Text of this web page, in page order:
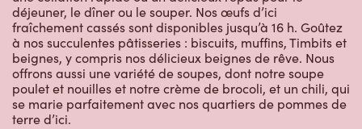
déjeuner, le dîner ou le souper. Nos œufs d’ici
fraîchement cassés sont disponibles jusqu’à 16 h. Goûtez
à nos succulentes pâtisseries : biscuits, muffins, Timbits et
beignes, y compris nos délicieux beignes de rêve. Nous
offrons aussi une variété de soupes, dont notre soupe
poulet et nouilles et notre crème de brocoli, et un chili, qui
se marie parfaitement avec nos quartiers de pommes de
terre d’ici.